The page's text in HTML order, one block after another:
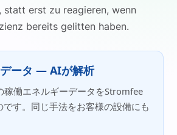
statt erst zu reagieren, wenn
bereits gelitten haben.
ータ — AIが解析
稼働エネルギーデータをStromfee
す。同じ手法をお客様の設備にも